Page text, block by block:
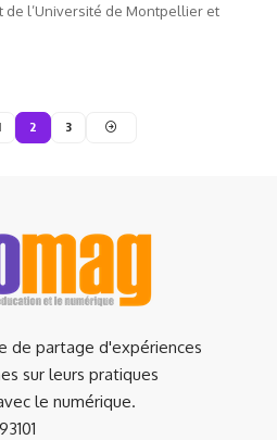
de l’Université de Montpellier et
2 3
de partage d'expériences
sur leurs pratiques
le numérique.